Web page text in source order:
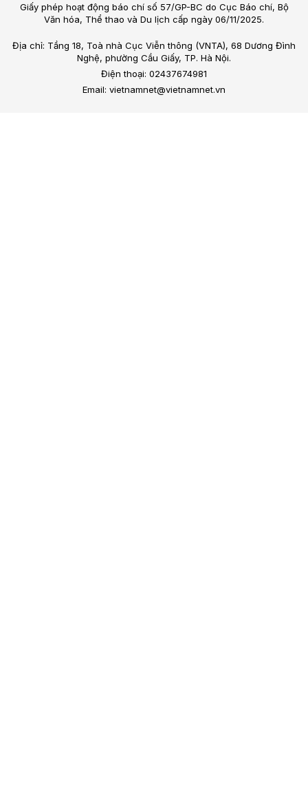
Giấy phép hoạt động báo chí số 57/GP-BC do Cục Báo chí, Bộ
Văn hóa, Thể thao và Du lịch cấp ngày 06/11/2025.
Địa chỉ: Tầng 18, Toà nhà Cục Viễn thông (VNTA), 68 Dương Đình
Nghệ, phường Cầu Giấy, TP. Hà Nội.
Điện thoại: 02437674981
Email: vietnamnet@vietnamnet.vn